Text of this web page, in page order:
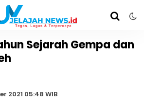
Sejarah Gempa dan
2021 05:48 WIB